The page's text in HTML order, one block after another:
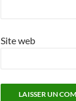
Site web